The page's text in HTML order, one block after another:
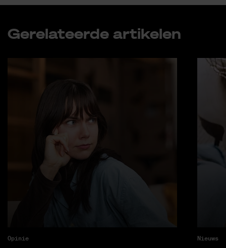
Ge­re­la­teer­de ar­ti­ke­len
Opinie Nieuws